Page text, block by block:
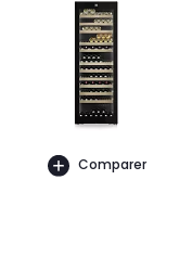
Comparer